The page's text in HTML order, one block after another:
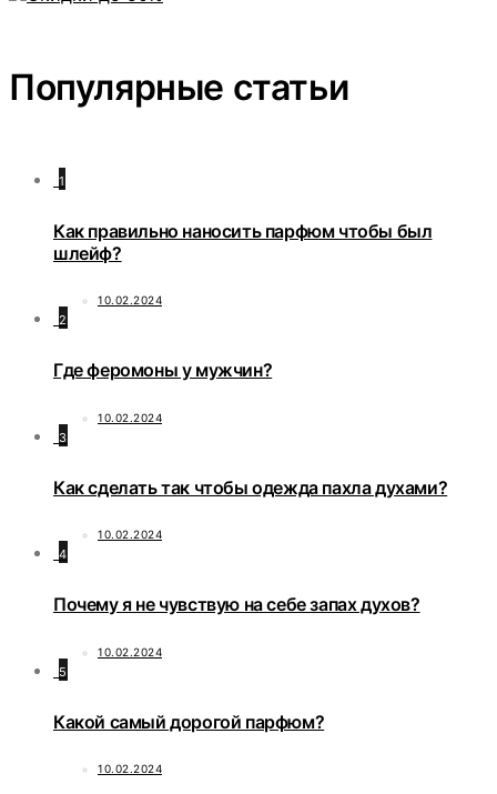
Популярные статьи
1
Как правильно наносить парфюм чтобы был
шлейф?
10.02.2024
2
Где феромоны у мужчин?
10.02.2024
3
Как сделать так чтобы одежда пахла духами?
10.02.2024
4
Почему я не чувствую на себе запах духов?
10.02.2024
5
Какой самый дорогой парфюм?
10.02.2024